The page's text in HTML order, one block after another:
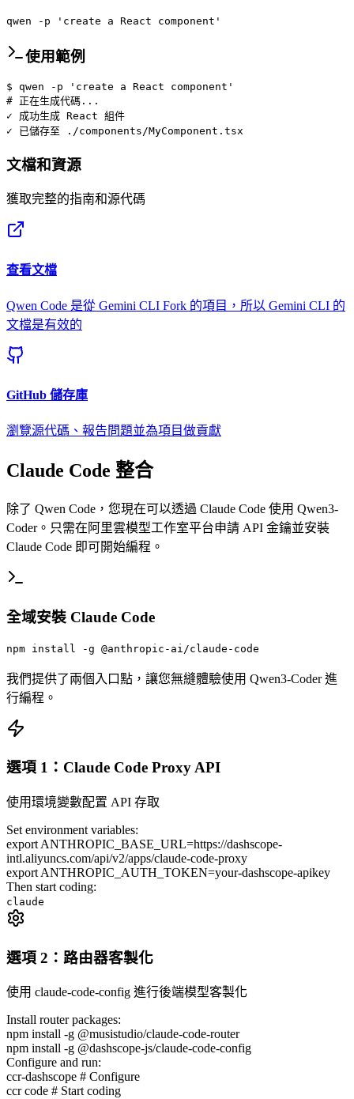
qwen -p 'create a React component'
使用範例
$ qwen
-p 'create a React component'
# 正在生成代碼...
✓
成功生成 React 組件
✓
已儲存至 ./components/MyComponent.tsx
文檔和資源
獲取完整的指南和源代碼
查看文檔
Qwen Code 是從 Gemini CLI Fork 的項目，所以 Gemini CLI 的
文檔是有效的
GitHub 儲存庫
瀏覽源代碼、報告問題並為項目做貢獻
Claude Code 整合
除了 Qwen Code，您現在可以透過 Claude Code 使用 Qwen3-
Coder。只需在阿里雲模型工作室平台申請 API 金鑰並安裝
Claude Code 即可開始編程。
全域安裝 Claude Code
npm install -g @anthropic-ai/claude-code
我們提供了兩個入口點，讓您無縫體驗使用 Qwen3-Coder 進
行編程。
選項 1：Claude Code Proxy API
使用環境變數配置 API 存取
Set environment variables:
export ANTHROPIC_BASE_URL=https://dashscope-
intl.aliyuncs.com/api/v2/apps/claude-code-proxy
export ANTHROPIC_AUTH_TOKEN=your-dashscope-apikey
Then start coding:
claude
選項 2：路由器客製化
使用 claude-code-config 進行後端模型客製化
Install router packages:
npm install -g @musistudio/claude-code-router
npm install -g @dashscope-js/claude-code-config
Configure and run:
ccr-dashscope # Configure
ccr code # Start coding